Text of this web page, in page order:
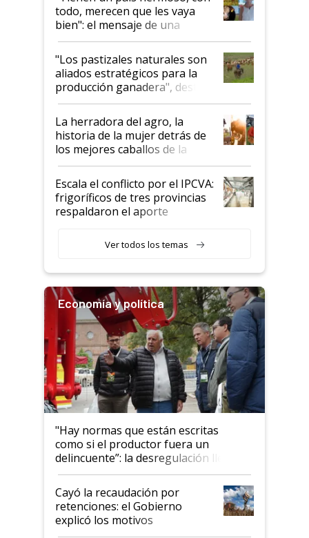
todo, merecen que les vaya
bien": el mensaje de una
ganadera uruguaya sobre las
oportunidades que se abren
para el agro en Argentina, con
foco en la carne
"Los pastizales naturales son
aliados estratégicos para la
producción ganadera", destaca
la iniciativa que ya reúne a 46
establecimientos en Argentina
La herradora del agro, la
historia de la mujer detrás de
los mejores caballos de la
Argentina y los mitos que
todavía hacen sufrir a estos
animales: "Mientras me
descalificaban, yo seguí
haciendo currículum"
Escala el conflicto por el IPCVA:
frigoríficos de tres provincias
respaldaron el aporte
Ver todos los temas
Economía y política
"Hay normas que están escritas
como si el productor fuera un
delincuente”: la desregulación llegó
al Congreso Aapresid y hasta se
habló del financiamiento al IPCVA
Cayó la recaudación por
retenciones: el Gobierno
explicó los motivos